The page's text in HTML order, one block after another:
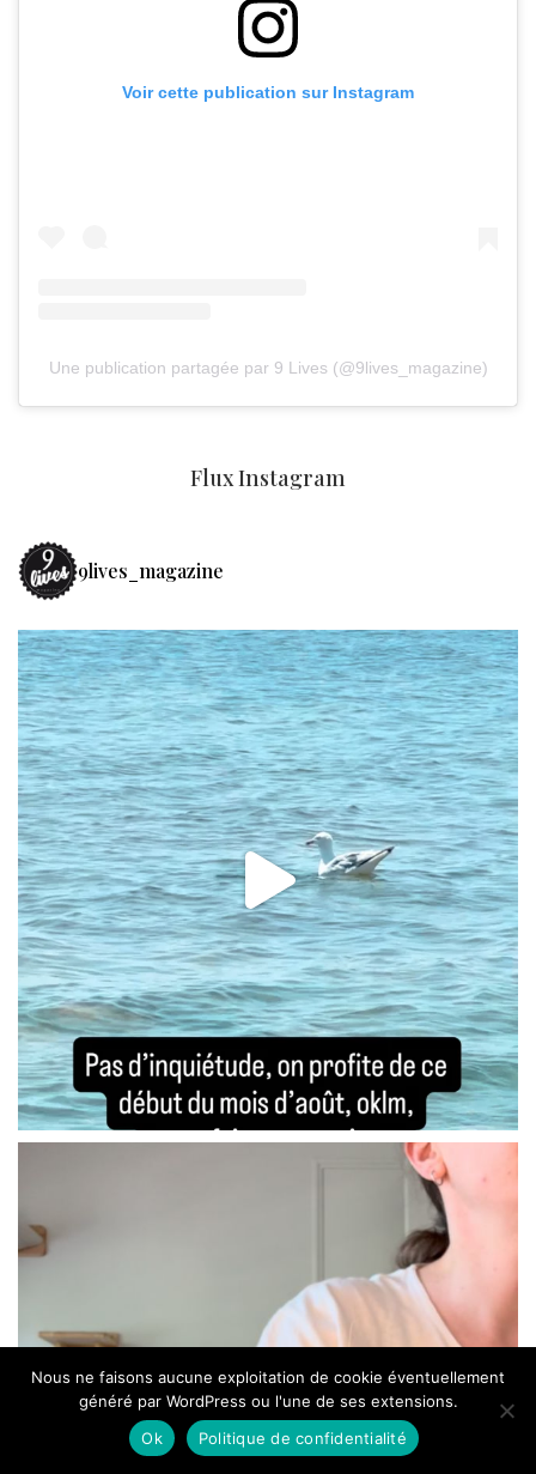
Voir cette publication sur Instagram
Une publication partagée par 9 Lives (@9lives_magazine)
Flux Instagram
9lives_magazine
Nous ne faisons aucune exploitation de cookie éventuellement
généré par WordPress ou l'une de ses extensions.
Ok
Politique de confidentialité